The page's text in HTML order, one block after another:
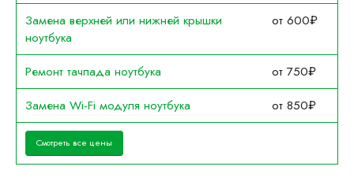
Замена верхней или нижней крышки
ноутбука
от 600₽
Ремонт тачпада ноутбука
от 750₽
Замена Wi-Fi модуля ноутбука
от 850₽
Смотреть все цены